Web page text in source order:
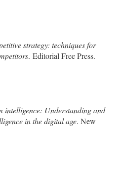
strategy: techniques for
. Editorial Free Press.
intelligence: Understanding and
in the digital age. New